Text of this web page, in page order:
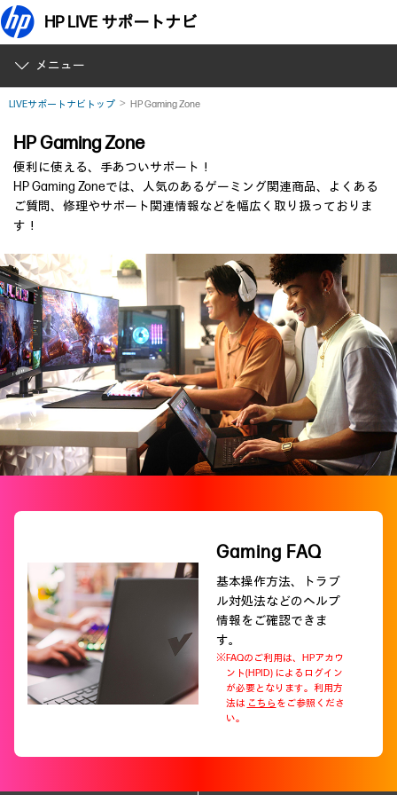
HP LIVE サポートナビ
メニュー
LIVEサポートナビトップ HP Gaming Zone
HP Gaming Zone
便利に使える、手あついサポート！
HP Gaming Zoneでは、人気のあるゲーミング関連商品、よくある
ご質問、修理やサポート関連情報などを幅広く取り扱っておりま
す！
Gaming FAQ
基本操作方法、トラブ
ル対処法などのヘルプ
情報をご確認できま
す。
※FAQのご利用は、HPアカウ
ント(HPID) によるログイン
が必要となります。利用方
法は こちら をご参照くださ
い。